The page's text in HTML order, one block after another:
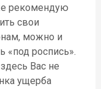
рекомендую
свои
можно и
«под роспись».
Вас не
ущерба